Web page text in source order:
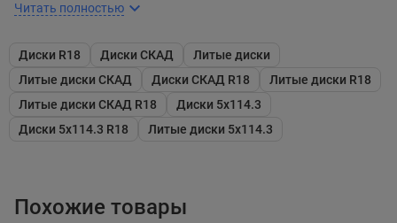
использовать эти диски. Эта модель обладает рядом
преимуществ:
Усиленная конструкция обеспечивает
надежность и долговечность, что особенно
различным видам ударов и механическим
Читать полностью
Диски R18 Диски СКАД
Литые диски
Литые диски СКАД
Диски СКАД R18
Литые диски R18
Литые диски СКАД R18
Диски 5x114.3
Диски 5x114.3 R18
Литые диски 5x114.3
Похожие товары